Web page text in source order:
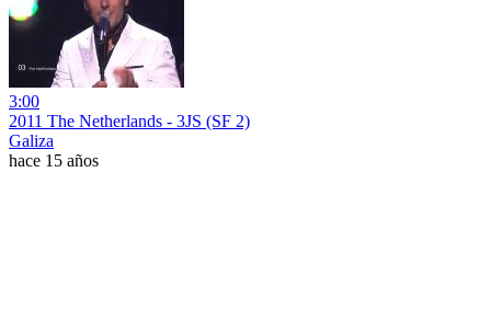
3:00
2011 The Netherlands - 3JS (SF 2)
Galiza
hace 15 años